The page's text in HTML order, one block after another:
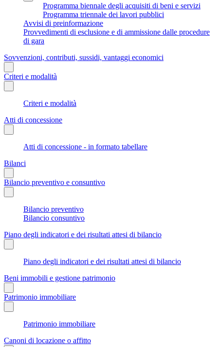
Programma biennale degli acquisiti di beni e servizi
Programma triennale dei lavori pubblici
Avvisi di preinformazione
Provvedimenti di esclusione e di ammissione dalle procedure
di gara
Sovvenzioni, contributi, sussidi, vantaggi economici
Criteri e modalità
Criteri e modalità
Atti di concessione
Atti di concessione - in formato tabellare
Bilanci
Bilancio preventivo e consuntivo
Bilancio preventivo
Bilancio consuntivo
Piano degli indicatori e dei risultati attesi di bilancio
Piano degli indicatori e dei risultati attesi di bilancio
Beni immobili e gestione patrimonio
Patrimonio immobiliare
Patrimonio immobiliare
Canoni di locazione o affitto